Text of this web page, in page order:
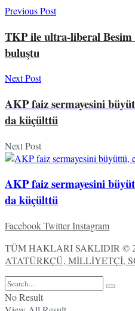
Previous Post
TKP ile ultra-liberal
buluştu
Next Post
AKP faiz sermayesini
da küçülttü
Next Post
AKP faiz sermayesini
da küçülttü
FacebookTwitterInstagram
TÜM HAKLARI SAKLIDIR ©
ATATÜRKÇÜ, MİLLİYETÇİ,
No Result